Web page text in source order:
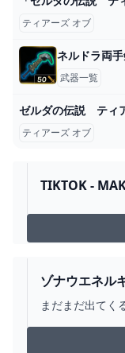
ティアーズ オブ
ネルドラ両
武器一覧
ティアーズ オブ
TIKTOK -
ゾナウエネル
『ゼルダの伝
まだまだ出てく